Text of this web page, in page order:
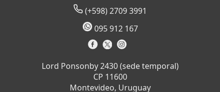
(+598) 2709 3991
095 912 167
Lord Ponsonby 2430 (sede temporal)
CP 11600
Montevideo, Uruguay